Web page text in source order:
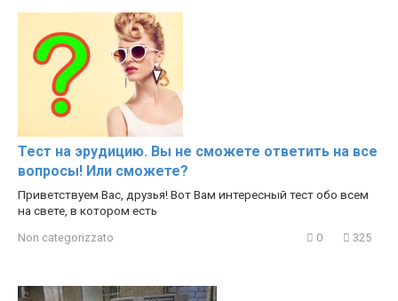
Тест на эрудицию. Вы не сможете ответить на все
вопросы! Или сможете?
Приветствуем Вас, друзья! Вот Вам интересный тест обо всем
на свете, в котором есть
Non categorizzato 0 325